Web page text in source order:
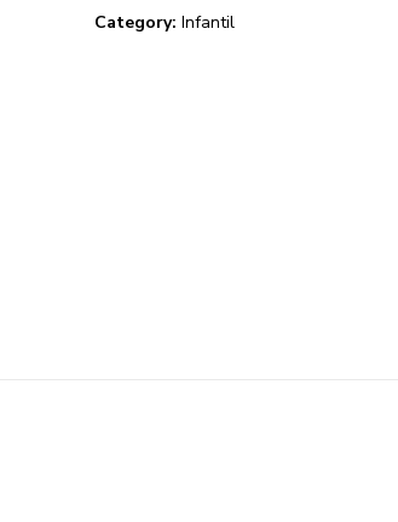
Category: Infantil